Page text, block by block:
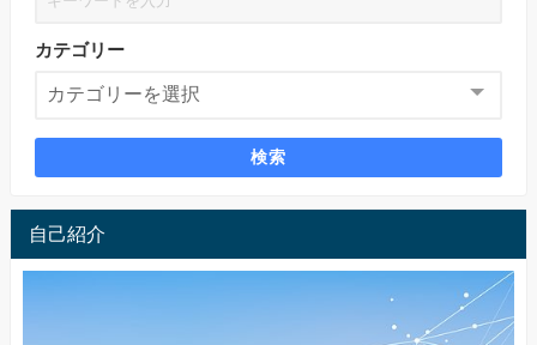
カテゴリー
検索
自己紹介